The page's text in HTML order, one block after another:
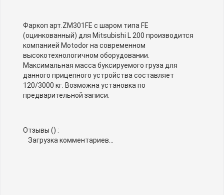
Фаркоп арт.ZM301FE с шаром типа FE
(оцинкованный) для Mitsubishi L 200 производится
компанией Motodor на современном
высокотехнологичном оборудовании.
Максимальная масса буксируемого груза для
данного прицепного устройства составляет
120/3000 кг. Возможна установка по
предварительной записи.
Отзывы () :
Загрузка комментариев...